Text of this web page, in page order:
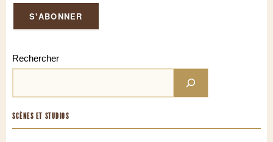
Rechercher
SCÈNES ET STUDIOS